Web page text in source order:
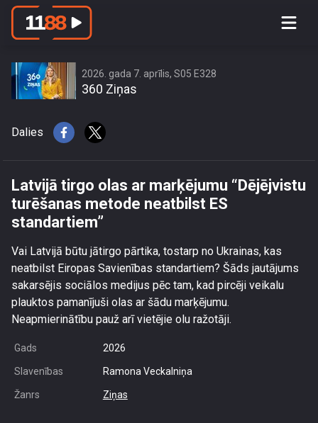
Latvijā tirgo olas ar marķējumu
2026. gada 7. aprīlis, S05 E328
360 Ziņas
Dalies
Latvijā tirgo olas ar marķējumu “Dējējvistu
turēšanas metode neatbilst ES
standartiem”
Vai Latvijā būtu jātirgo pārtika, tostarp no Ukrainas, kas
neatbilst Eiropas Savienības standartiem? Šāds jautājums
sakarsējis sociālos medijus pēc tam, kad pircēji veikalu
plauktos pamanījuši olas ar šādu marķējumu.
Neapmierinātību pauž arī vietējie olu ražotāji.
Gads 2026
Slavenības Ramona Veckalniņa
Žanrs Ziņas